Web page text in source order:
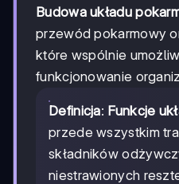
Budowa układu
przewód pokarmowy
które wspólnie
funkcjonowanie
Definicja: Funkcje
przede wszystkim
składników
niestrawionych